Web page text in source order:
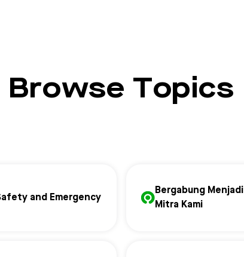
Browse Topics
and Emergency
Bergabung Menjadi
Mitra Kami